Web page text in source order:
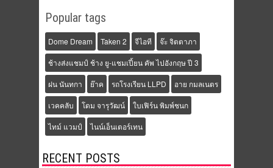
Popular tags
Dome Dream Taken 2 จีไอที จ๊ะ จิตตาภา
ช้างส่งแชมป์ ช้าง ยู-แชมเปี้ยน คัพ ไปอังกฤษ ปี 3
ฝน นันทกา ย๊าค รถโรงเรียน LLPD อาย กมลเนตร
เวคคลับ โดม จารุวัฒน์ ใบเฟิร์น พิมพ์ชนก
ไทม์ แวมป์ ไนน์เอ็นเตอร์เทน
RECENT POSTS